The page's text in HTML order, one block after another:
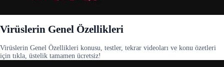
Virüslerin Genel Özellikleri
Virüslerin Genel Özellikleri konusu, testler, tekrar videoları ve konu özetleri
için tıkla, üstelik tamamen ücretsiz!